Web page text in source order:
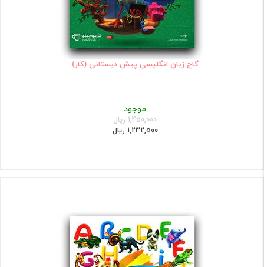
گاج زبان انگلیسی پیش دبستانی (کار)
موجود
1,450,000 ریال
1,232,500 ریال